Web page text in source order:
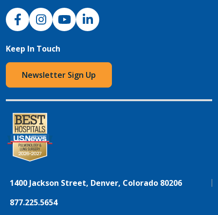
NJH Facebook
InstagramNJH YouTube
NJH LinkedIn
Keep In Touch
Newsletter Sign Up
1400 Jackson Street, Denver, Colorado 80206
877.225.5654